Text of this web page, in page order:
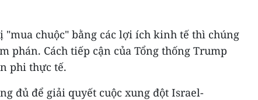
"mua chuộc" bằng các lợi ích kinh tế thì chúng
phán. Cách tiếp cận của Tổng thống Trump
phi thực tế.
đủ để giải quyết cuộc xung đột Israel-